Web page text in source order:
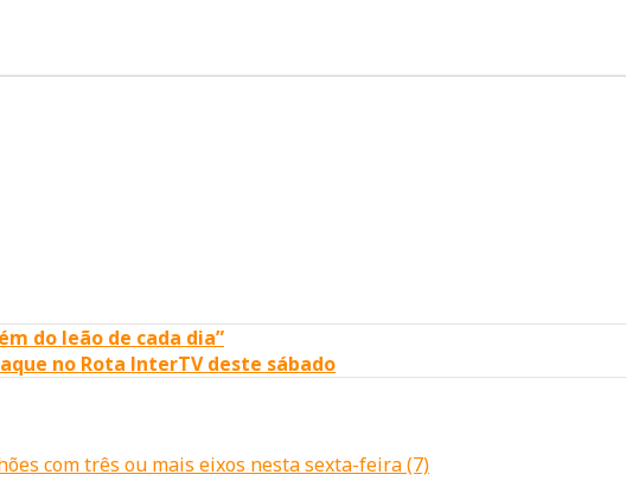
do leão de cada dia”
no Rota InterTV deste sábado